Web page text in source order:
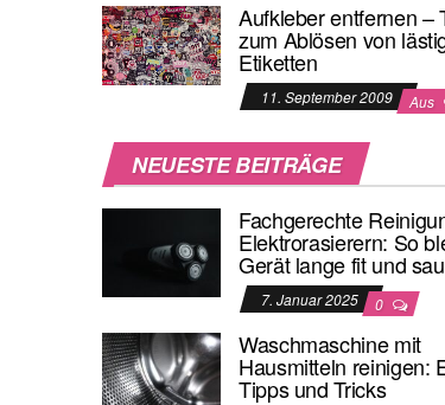
Aufkleber entfernen –
zum Ablösen von
Etiketten
11. September 2009 Aus
NEUESTE BEITRÄGE
Fachgerechte
Elektrorasierern: So
Gerät lange fit und
7. Januar 2025 0
Waschmaschine mit
Hausmitteln reinigen:
Tipps und Tricks